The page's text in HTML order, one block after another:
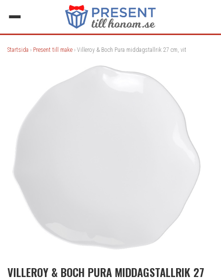
Startsida › Present till make › Villeroy & Boch Pura middagstallrik 27 cm, vit
VILLEROY & BOCH PURA MIDDAGSTALLRIK 27